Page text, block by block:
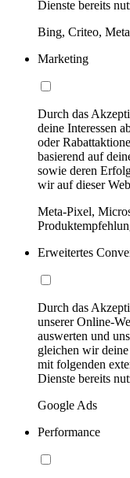
Dienste bereits
Bing, Criteo,
Marketing
Durch das
deine Interessen
oder
basierend auf
sowie deren
wir auf dieser
Meta-Pixel,
Erweitertes
Durch das
unserer Online-
auswerten und
gleichen wir deine
mit folgenden
Dienste bereits
Google Ads
Performance